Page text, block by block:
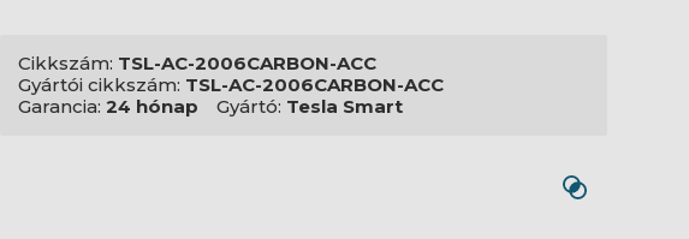
Cikkszám: TSL-AC-2006CARBON-ACC
Gyártói cikkszám: TSL-AC-2006CARBON-ACC
Garancia: 24 hónap Gyártó: Tesla Smart